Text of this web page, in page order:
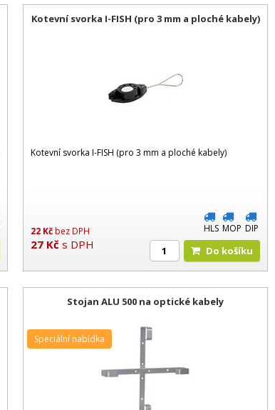
Kotevní svorka I-FISH (pro 3 mm a ploché kabely)
Kotevní svorka I-FISH (pro 3 mm a ploché kabely)
22 Kčbez DPH
27 Kč s DPH
HLS MOP DIP
Do košíku
Stojan ALU 500 na optické kabely
Speciální nabídka